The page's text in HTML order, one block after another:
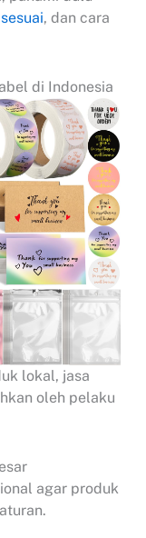
, dan cara
di Indonesia
lokal, jasa
oleh pelaku
agar produk